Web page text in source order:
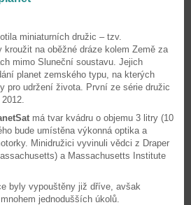
miniaturních družic – tzv.
kroužit na oběžné dráze kolem Země za
mimo Sluneční soustavu. Jejich
planet zemského typu, na kterých
pro udržení života. První ze série družic
má tvar kvádru o objemu 3 litry (10
bude umístěna výkonná optika a
Minidružici vyvinuli vědci z Draper
a Massachusetts Institute
byly vypouštěny již dříve, avšak
jednodušších úkolů.